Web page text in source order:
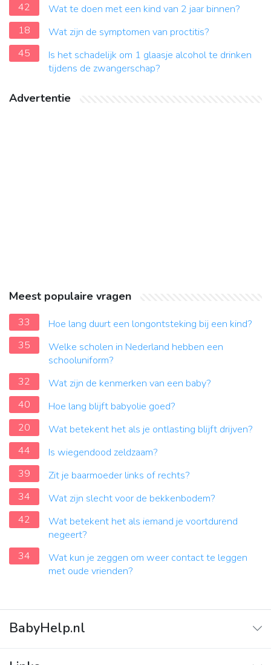
42
Wat te doen met een kind van 2 jaar binnen?
18
Wat zijn de symptomen van proctitis?
45
Is het schadelijk om 1 glaasje alcohol te drinken
tijdens de zwangerschap?
Advertentie
Meest populaire vragen
33
Hoe lang duurt een longontsteking bij een kind?
35
Welke scholen in Nederland hebben een
schooluniform?
32
Wat zijn de kenmerken van een baby?
40
Hoe lang blijft babyolie goed?
20
Wat betekent het als je ontlasting blijft drijven?
44
Is wiegendood zeldzaam?
39
Zit je baarmoeder links of rechts?
34
Wat zijn slecht voor de bekkenbodem?
42
Wat betekent het als iemand je voortdurend
negeert?
34
Wat kun je zeggen om weer contact te leggen
met oude vrienden?
BabyHelp.nl